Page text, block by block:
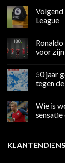
Volgend
League
op
weekend
media
in
Premier
Ronaldo
voor
op
Ronaldo
eerste
meer
100
land
scoort
50 jaar
tegen
op
jaar
nog
eens
Wie is
sensatie
Wie
is